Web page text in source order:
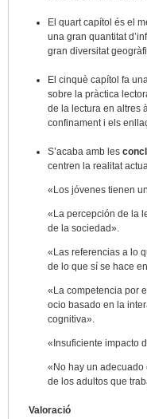
El quart capítol és el
una gran quantitat
gran diversitat
El cinquè capítol fa
sobre la pràctica
de la lectura en altres
confinament i els
S’acaba amb les
centren la realitat
«Los jóvenes tienen
«La percepción de la
de la sociedad».
«Las referencias a lo
de lo que sí se hace
«La competencia por
ocio basado en la
cognitiva».
«Insuficiente impacto
«No hay un
de los adultos que
Valoració